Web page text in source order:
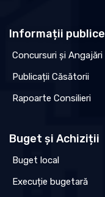
Informații publice
Concursuri și Angajări
Publicații Căsătorii
Rapoarte Consilieri
Buget și Achiziții
Buget local
Execuție bugetară